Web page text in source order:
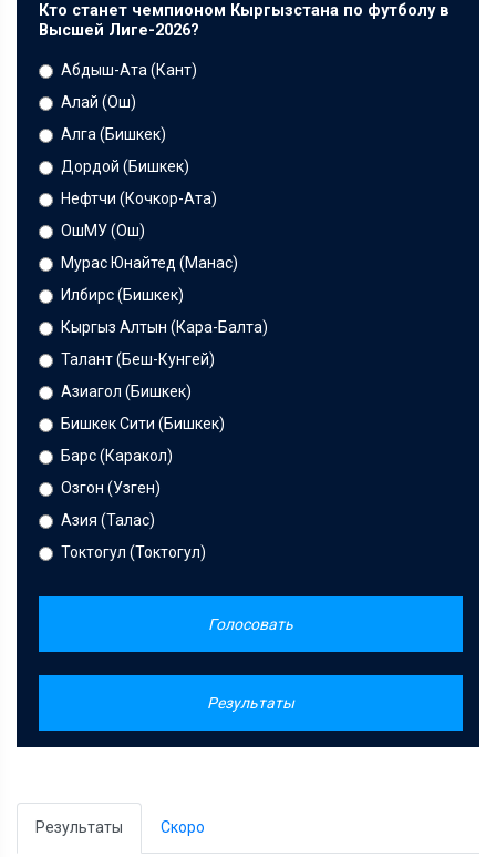
Кто станет чемпионом Кыргызстана по футболу в
Высшей Лиге-2026?
Абдыш-Ата (Кант)
Алай (Ош)
Алга (Бишкек)
Дордой (Бишкек)
Нефтчи (Кочкор-Ата)
ОшМУ (Ош)
Мурас Юнайтед (Манас)
Илбирс (Бишкек)
Кыргыз Алтын (Кара-Балта)
Талант (Беш-Кунгей)
Азиагол (Бишкек)
Бишкек Сити (Бишкек)
Барс (Каракол)
Озгон (Узген)
Азия (Талас)
Токтогул (Токтогул)
Голосовать
Результаты
Результаты Скоро